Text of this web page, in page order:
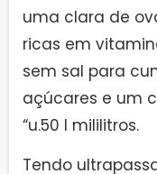
uma clara de
ricas em
sem sal para
açúcares e um
“u.50 I mililitros.
Tendo